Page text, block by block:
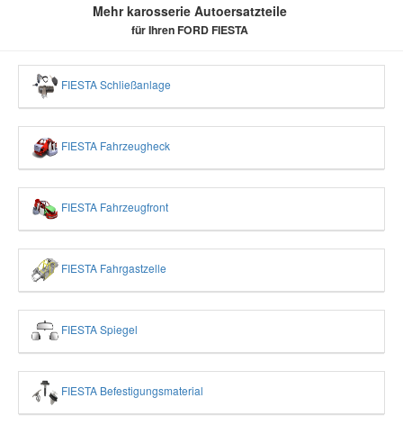
Mehr karosserie Autoersatzteile
für Ihren FORD FIESTA
FIESTA Schließanlage
FIESTA Fahrzeugheck
FIESTA Fahrzeugfront
FIESTA Fahrgastzelle
FIESTA Spiegel
FIESTA Befestigungsmaterial